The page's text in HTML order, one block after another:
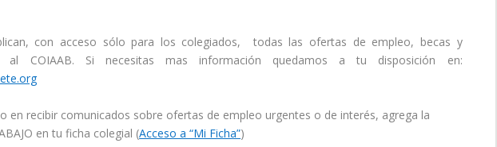
con acceso sólo para los colegiados, todas las ofertas de empleo, becas y
al COIAAB. Si necesitas mas información quedamos a tu disposición en:
en recibir comunicados sobre ofertas de empleo urgentes o de interés, agrega la
en tu ficha colegial (Acceso a “Mi Ficha”)